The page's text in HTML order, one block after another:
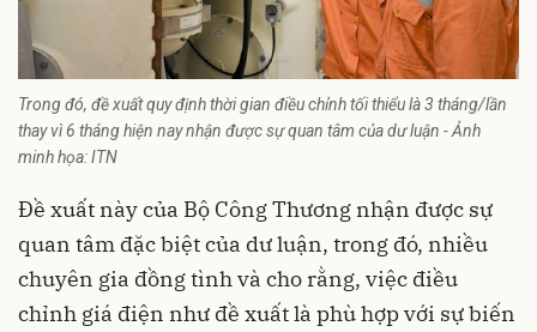
Trong đó, đề xuất quy định thời gian điều chỉnh tối thiểu là 3 tháng/lần
thay vì 6 tháng hiện nay nhận được sự quan tâm của dư luận - Ảnh
minh họa: ITN
Đề xuất này của Bộ Công Thương nhận được sự
quan tâm đặc biệt của dư luận, trong đó, nhiều
chuyên gia đồng tình và cho rằng, việc điều
chỉnh giá điện như đề xuất là phù hợp với sự biến